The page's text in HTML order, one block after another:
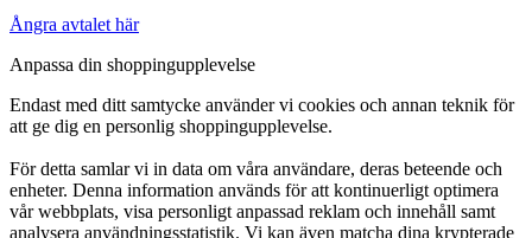
Ångra avtalet här
Anpassa din shoppingupplevelse
Endast med ditt samtycke använder vi cookies och annan teknik för
att ge dig en personlig shoppingupplevelse.
För detta samlar vi in data om våra användare, deras beteende och
enheter. Denna information används för att kontinuerligt optimera
vår webbplats, visa personligt anpassad reklam och innehåll samt
analysera användningsstatistik. Vi kan även matcha dina krypterade